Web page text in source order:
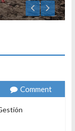
Comment